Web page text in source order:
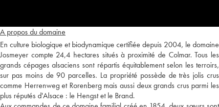
A propos du domaine
En culture biologique et biodynamique certifiée depuis 2004, le domaine
Josmeyer compte 24,4 hectares situés à proximité de Colmar. Tous les
grands cépages alsaciens sont répartis équitablement selon les terroirs,
sur pas moins de 90 parcelles. La propriété possède de très jolis crus
comme Herrenweg et Rorenberg mais aussi deux grands crus parmi les
plus réputés d'Alsace : le Hengst et le Brand.